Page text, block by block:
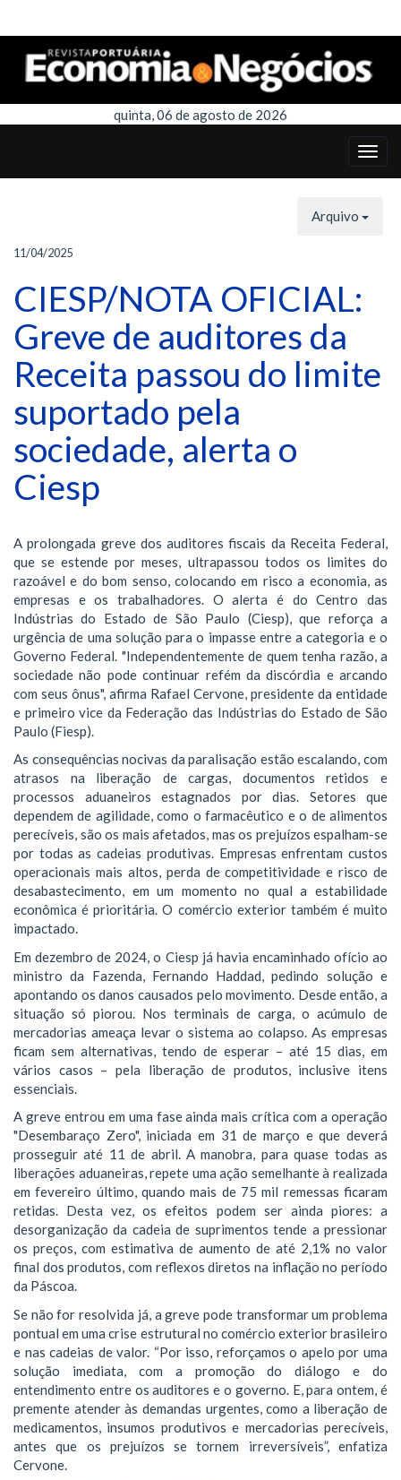
quinta, 06 de agosto de 2026
Arquivo
11/04/2025
CIESP/NOTA OFICIAL:
Greve de auditores da
Receita passou do limite
suportado pela
sociedade, alerta o
Ciesp
A prolongada greve dos auditores fiscais da Receita Federal,
que se estende por meses, ultrapassou todos os limites do
razoável e do bom senso, colocando em risco a economia, as
empresas e os trabalhadores. O alerta é do Centro das
Indústrias do Estado de São Paulo (Ciesp), que reforça a
urgência de uma solução para o impasse entre a categoria e o
Governo Federal. "Independentemente de quem tenha razão, a
sociedade não pode continuar refém da discórdia e arcando
com seus ônus", afirma Rafael Cervone, presidente da entidade
e primeiro vice da Federação das Indústrias do Estado de São
Paulo (Fiesp).
As consequências nocivas da paralisação estão escalando, com
atrasos na liberação de cargas, documentos retidos e
processos aduaneiros estagnados por dias. Setores que
dependem de agilidade, como o farmacêutico e o de alimentos
perecíveis, são os mais afetados, mas os prejuízos espalham-se
por todas as cadeias produtivas. Empresas enfrentam custos
operacionais mais altos, perda de competitividade e risco de
desabastecimento, em um momento no qual a estabilidade
econômica é prioritária. O comércio exterior também é muito
impactado.
Em dezembro de 2024, o Ciesp já havia encaminhado ofício ao
ministro da Fazenda, Fernando Haddad, pedindo solução e
apontando os danos causados pelo movimento. Desde então, a
situação só piorou. Nos terminais de carga, o acúmulo de
mercadorias ameaça levar o sistema ao colapso. As empresas
ficam sem alternativas, tendo de esperar – até 15 dias, em
vários casos – pela liberação de produtos, inclusive itens
essenciais.
A greve entrou em uma fase ainda mais crítica com a operação
"Desembaraço Zero", iniciada em 31 de março e que deverá
prosseguir até 11 de abril. A manobra, para quase todas as
liberações aduaneiras, repete uma ação semelhante à realizada
em fevereiro último, quando mais de 75 mil remessas ficaram
retidas. Desta vez, os efeitos podem ser ainda piores: a
desorganização da cadeia de suprimentos tende a pressionar
os preços, com estimativa de aumento de até 2,1% no valor
final dos produtos, com reflexos diretos na inflação no período
da Páscoa.
Se não for resolvida já, a greve pode transformar um problema
pontual em uma crise estrutural no comércio exterior brasileiro
e nas cadeias de valor. “Por isso, reforçamos o apelo por uma
solução imediata, com a promoção do diálogo e do
entendimento entre os auditores e o governo. E, para ontem, é
premente atender às demandas urgentes, como a liberação de
medicamentos, insumos produtivos e mercadorias perecíveis,
antes que os prejuízos se tornem irreversíveis”, enfatiza
Cervone.